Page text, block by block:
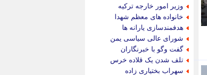
وزیر امور خارجه ترکیه
خانواده های معظم شهدا
هدفمندسازی یارانه ها
شورای عالی سیاسی یمن
گفت وگو با خبرنگاران
تلف شدن یک قلاده خرس
سهراب بختیاری زاده